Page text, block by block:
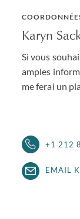
Karyn
Si vous
amples
me ferai un
+1 212
EMAIL